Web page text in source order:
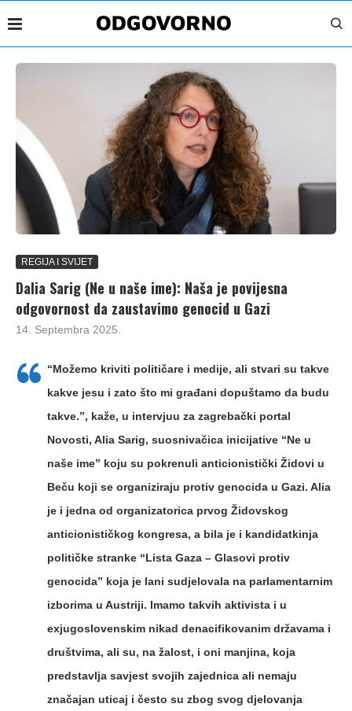
REGIJA I SVIJET
Dalia Sarig (Ne u naše ime): Naša je povijesna
odgovornost da zaustavimo genocid u Gazi
14. Septembra 2025.
“Možemo kriviti političare i medije, ali stvari su takve
kakve jesu i zato što mi građani dopuštamo da budu
takve.”, kaže, u intervjuu za zagrebački portal
Novosti, Alia Sarig, suosnivačica inicijative “Ne u
naše ime” koju su pokrenuli anticionistički Židovi u
Beču koji se organiziraju protiv genocida u Gazi. Alia
je i jedna od organizatorica prvog Židovskog
anticionističkog kongresa, a bila je i kandidatkinja
političke stranke “Lista Gaza – Glasovi protiv
genocida” koja je lani sudjelovala na parlamentarnim
izborima u Austriji. Imamo takvih aktivista i u
exjugoslovenskim nikad denacifikovanim državama i
društvima, ali su, na žalost, i oni manjina, koja
predstavlja savjest svojih zajednica ali nemaju
značajan uticaj i često su zbog svog djelovanja